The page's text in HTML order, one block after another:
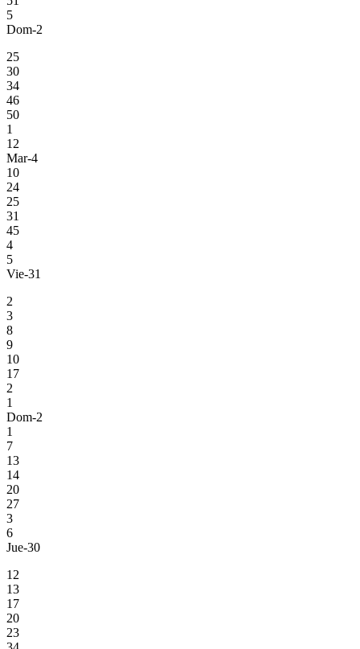
5
Dom-2
25
30
34
46
50
1
12
Mar-4
10
24
25
31
45
4
5
Vie-31
2
3
8
9
10
17
2
1
Dom-2
1
7
13
14
20
27
3
6
Jue-30
12
13
17
20
23